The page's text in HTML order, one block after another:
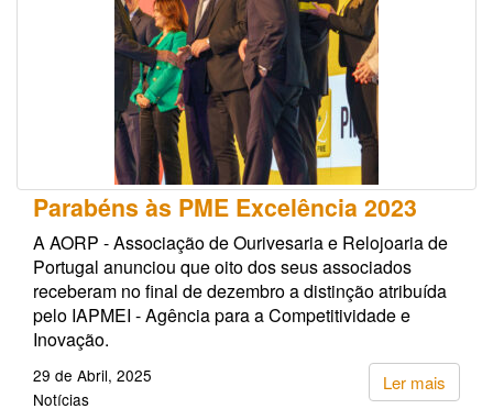
Parabéns às PME Excelência 2023
A AORP - Associação de Ourivesaria e Relojoaria de
Portugal anunciou que oito dos seus associados
receberam no final de dezembro a distinção atribuída
pelo IAPMEI - Agência para a Competitividade e
Inovação.
Ler mais
29 de Abril, 2025
Notícias